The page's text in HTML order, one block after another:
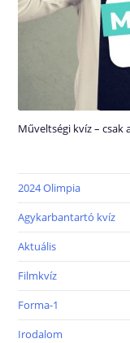
Műveltségi kvíz –
2024 Olimpia
Agykarbantartó kvíz
Aktuális
Filmkvíz
Forma-1
Irodalom